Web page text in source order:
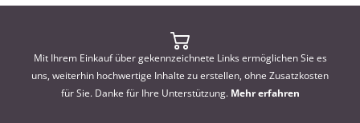
Mit Ihrem Einkauf über gekennzeichnete Links ermöglichen Sie es
uns, weiterhin hochwertige Inhalte zu erstellen, ohne Zusatzkosten
für Sie. Danke für Ihre Unterstützung. Mehr erfahren